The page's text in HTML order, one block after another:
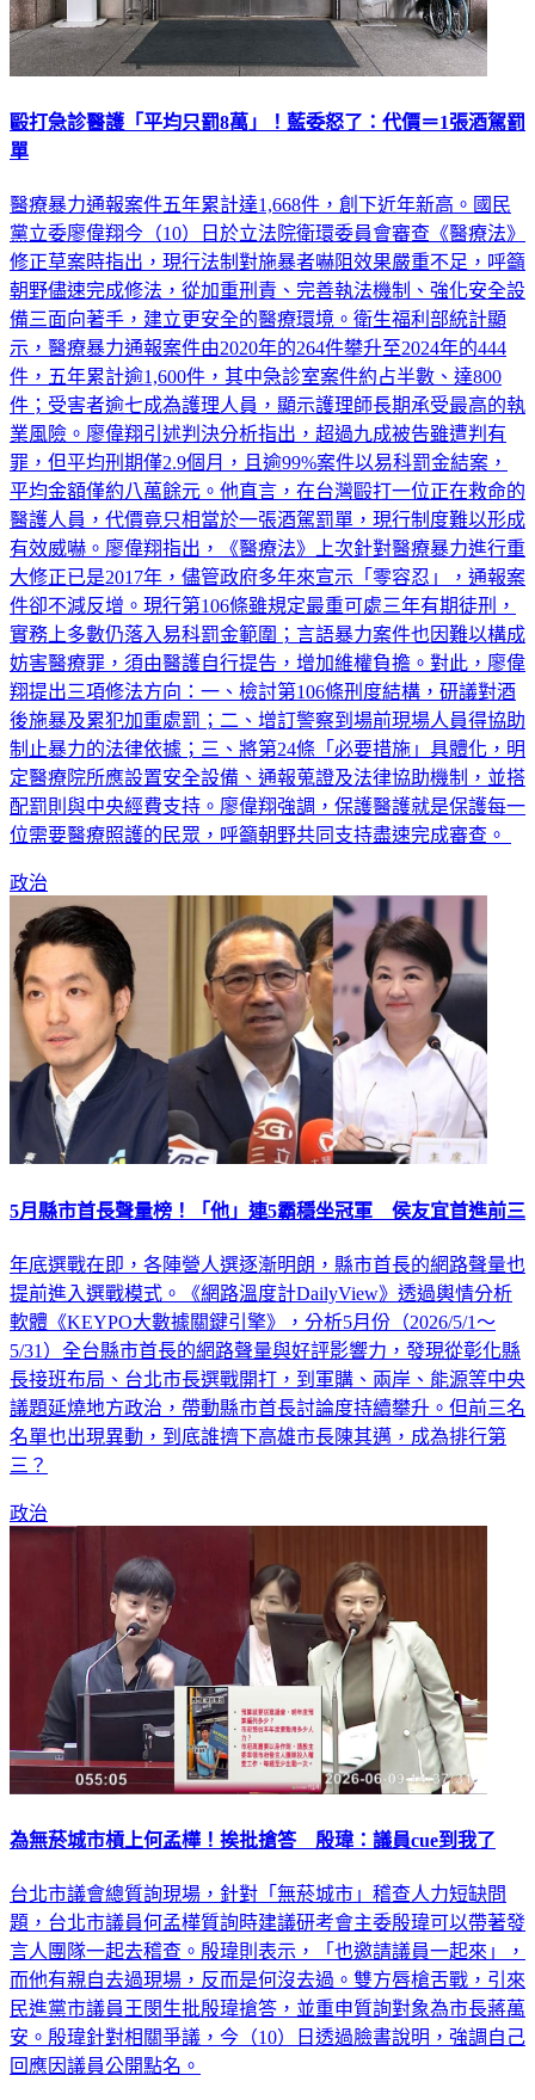
單
黨立委廖偉翔今（10）日於立法院衛環委員會審查《醫療法》
修正草案時指出，現行法制對施暴者嚇阻效果嚴重不足，呼籲
朝野儘速完成修法，從加重刑責、完善執法機制、強化安全設
備三面向著手，建立更安全的醫療環境。衛生福利部統計顯
示，醫療暴力通報案件由2020年的264件攀升至2024年的444
件，五年累計逾1,600件，其中急診室案件約占半數、達800
件；受害者逾七成為護理人員，顯示護理師長期承受最高的執
業風險。廖偉翔引述判決分析指出，超過九成被告雖遭判有
罪，但平均刑期僅2.9個月，且逾99%案件以易科罰金結案，
平均金額僅約八萬餘元。他直言，在台灣毆打一位正在救命的
醫護人員，代價竟只相當於一張酒駕罰單，現行制度難以形成
有效威嚇。廖偉翔指出，《醫療法》上次針對醫療暴力進行重
大修正已是2017年，儘管政府多年來宣示「零容忍」，通報案
件卻不減反增。現行第106條雖規定最重可處三年有期徒刑，
實務上多數仍落入易科罰金範圍；言語暴力案件也因難以構成
妨害醫療罪，須由醫護自行提告，增加維權負擔。對此，廖偉
翔提出三項修法方向：一、檢討第106條刑度結構，研議對酒
後施暴及累犯加重處罰；二、增訂警察到場前現場人員得協助
制止暴力的法律依據；三、將第24條「必要措施」具體化，明
定醫療院所應設置安全設備、通報蒐證及法律協助機制，並搭
配罰則與中央經費支持。廖偉翔強調，保護醫護就是保護每一
位需要醫療照護的民眾，呼籲朝野共同支持盡速完成審查。
提前進入選戰模式。《網路溫度計DailyView》透過輿情分析
軟體《KEYPO大數據關鍵引擎》，分析5月份（2026/5/1～
5/31）全台縣市首長的網路聲量與好評影響力，發現從彰化縣
長接班布局、台北市長選戰開打，到軍購、兩岸、能源等中央
議題延燒地方政治，帶動縣市首長討論度持續攀升。但前三名
名單也出現異動，到底誰擠下高雄市長陳其邁，成為排行第
三？
題，台北市議員何孟樺質詢時建議研考會主委殷瑋可以帶著發
言人團隊一起去稽查。殷瑋則表示，「也邀請議員一起來」，
而他有親自去過現場，反而是何沒去過。雙方唇槍舌戰，引來
民進黨市議員王閔生批殷瑋搶答，並重申質詢對象為市長蔣萬
安。殷瑋針對相關爭議，今（10）日透過臉書說明，強調自己
回應因議員公開點名。